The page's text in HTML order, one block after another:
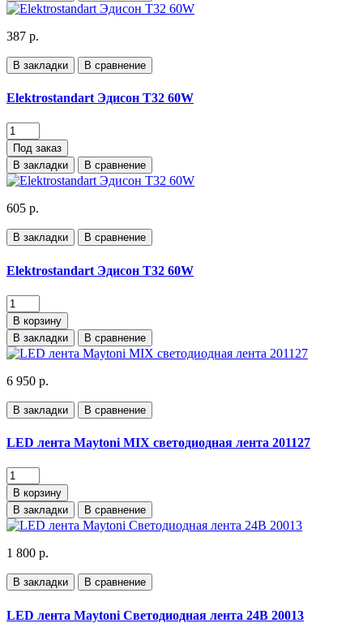
387 р.
В закладки В сравнение
Elektrostandart Эдисон T32 60W
Под заказ
В закладки
В сравнение
605 р.
В закладки В сравнение
Elektrostandart Эдисон T32 60W
В корзину
В закладки
В сравнение
6 950 р.
В закладки В сравнение
LED лента Maytoni MIX светодиодная лента 201127
В корзину
В закладки
В сравнение
1 800 р.
В закладки В сравнение
LED лента Maytoni Светодиодная лента 24В 20013